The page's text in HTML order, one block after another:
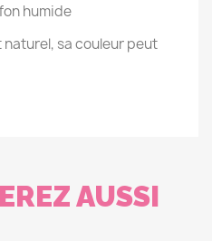
humide
sa couleur peut
AUSSI